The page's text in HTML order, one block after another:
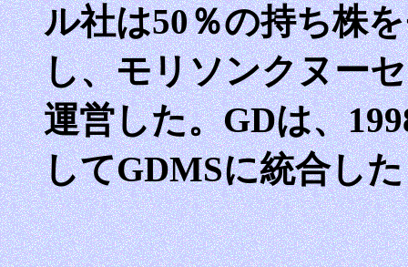
ル社は50％の持ち株
し、モリソンクヌー
運営した。GDは、
してGDMSに統合した